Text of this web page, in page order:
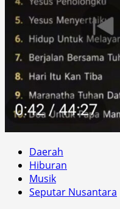
Daerah
Hiburan
Musik
Seputar Nusantara